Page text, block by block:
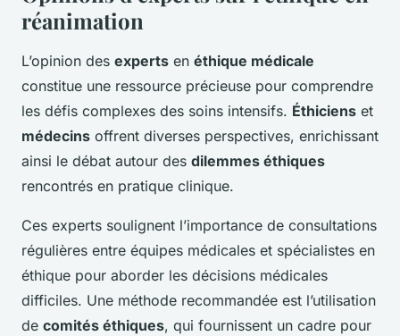
réanimation
L’opinion des experts en éthique médicale
constitue une ressource précieuse pour comprendre
les défis complexes des soins intensifs. Éthiciens et
médecins offrent diverses perspectives, enrichissant
ainsi le débat autour des dilemmes éthiques
rencontrés en pratique clinique.
Ces experts soulignent l’importance de consultations
régulières entre équipes médicales et spécialistes en
éthique pour aborder les décisions médicales
difficiles. Une méthode recommandée est l’utilisation
de comités éthiques, qui fournissent un cadre pour